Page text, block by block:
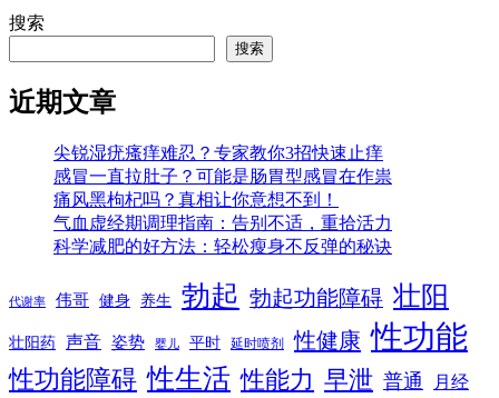
搜索
搜索
近期文章
尖锐湿疣瘙痒难忍？专家教你3招快速止痒
感冒一直拉肚子？可能是肠胃型感冒在作祟
痛风黑枸杞吗？真相让你意想不到！
气血虚经期调理指南：告别不适，重拾活力
科学减肥的好方法：轻松瘦身不反弹的秘诀
代谢率 伟哥 健身 养生 勃起 勃起功能障碍 壮阳
壮阳药 声音 姿势 婴儿 平时 延时喷剂 性健康 性功能
性功能障碍 性生活 性能力 早泄 普通 月经